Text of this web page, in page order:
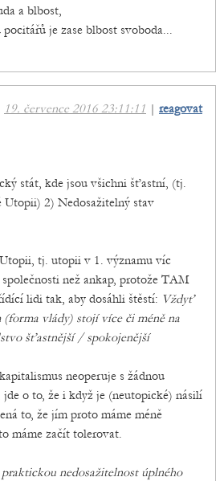
a blbost,
je zase blbost svoboda...
19. července 2016 23:11:11 | reagovat
stát, kde jsou všichni šťastní, (tj.
Utopii) 2) Nedosažitelný stav
tj. utopii v 1. významu víc
než ankap, protože TAM
lidi tak, aby dosáhli štěstí: Vždyť
vlády) stojí více či méně na
šťastnější / spokojenější
neoperuje s žádnou
o to, že i když je (neutopické) násilí
to, že jím proto máme méně
máme začít tolerovat.
nedosažitelnost úplného